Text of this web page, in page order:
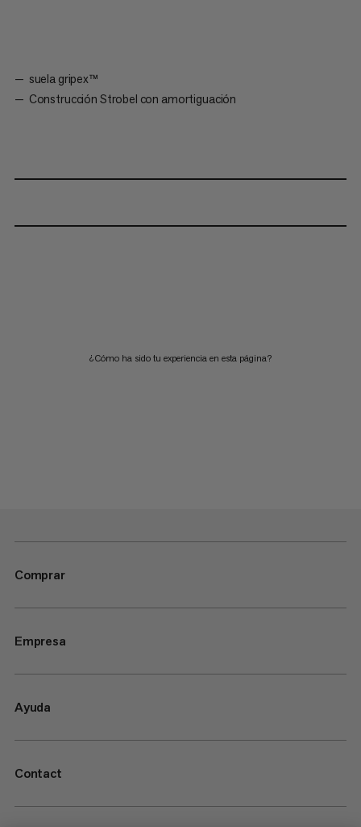
suela gripex™
Construcción Strobel con amortiguación
¿Cómo ha sido tu experiencia en esta página?
Comprar
Empresa
Ayuda
Contact